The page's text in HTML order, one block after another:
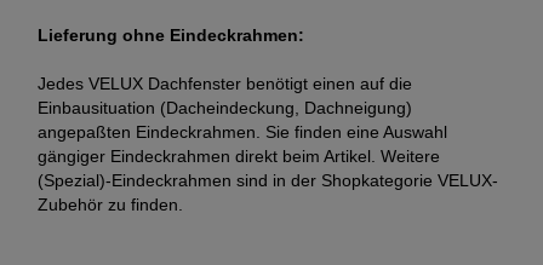
Lieferung ohne Eindeckrahmen:
Jedes VELUX Dachfenster benötigt einen auf die
Einbausituation (Dacheindeckung, Dachneigung)
angepaßten Eindeckrahmen. Sie finden eine Auswahl
gängiger Eindeckrahmen direkt beim Artikel. Weitere
(Spezial)-Eindeckrahmen sind in der Shopkategorie VELUX-
Zubehör zu finden.